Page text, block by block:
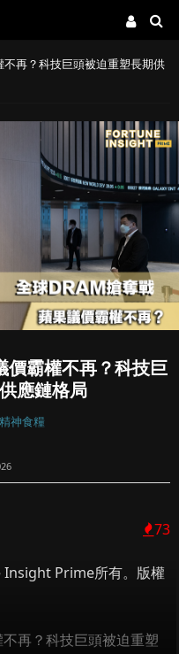
再？科技巨頭被迫重塑長期供
霸權不再？科技巨
應鏈格局
神食糧
73
Insight Prime所有。版權
再？科技巨頭被迫重塑